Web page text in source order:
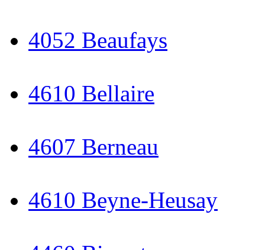
4052 Beaufays
4610 Bellaire
4607 Berneau
4610 Beyne-Heusay